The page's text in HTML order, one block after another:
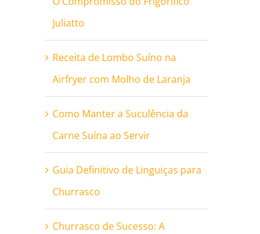
Juliatto
Receita de Lombo Suíno na
Airfryer com Molho de Laranja
Como Manter a Suculência da
Carne Suína ao Servir
Guia Definitivo de Linguiças para
Churrasco
Churrasco de Sucesso: A